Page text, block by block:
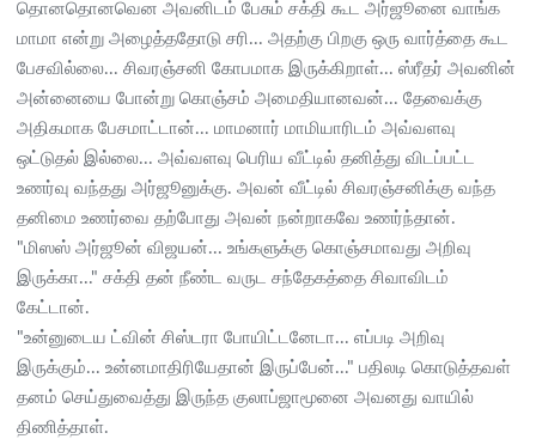
தொனதொனவென அவனிடம் பேசும் சக்தி கூட அர்ஜூனை வாங்க
மாமா என்று அழைத்ததோடு சரி... அதற்கு பிறகு ஒரு வார்த்தை கூட
பேசவில்லை... சிவரஞ்சனி கோபமாக இருக்கிறாள்... ஸ்ரீதர் அவனின்
அன்னையை போன்று கொஞ்சம் அமைதியானவன்... தேவைக்கு
அதிகமாக பேசமாட்டான்... மாமனார் மாமியாரிடம் அவ்வளவு
ஒட்டுதல் இல்லை... அவ்வளவு பெரிய வீட்டில் தனித்து விடப்பட்ட
உணர்வு வந்தது அர்ஜூனுக்கு. அவன் வீட்டில் சிவரஞ்சனிக்கு வந்த
தனிமை உணர்வை தற்போது அவன் நன்றாகவே உணர்ந்தான்.
"மிஸஸ் அர்ஜூன் விஜயன்... உங்களுக்கு கொஞ்சமாவது அறிவு
இருக்கா..." சக்தி தன் நீண்ட வருட சந்தேகத்தை சிவாவிடம்
கேட்டான்.
"உன்னுடைய ட்வின் சிஸ்டரா போயிட்டனேடா... எப்படி அறிவு
இருக்கும்... உன்னமாதிரியேதான் இருப்பேன்..." பதிலடி கொடுத்தவள்
தனம் செய்துவைத்து இருந்த குலாப்ஜாமூனை அவனது வாயில்
திணித்தாள்.